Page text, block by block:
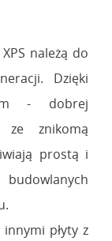
należą do
Dzięki
- dobrej
ze znikomą
prostą i
płyty z